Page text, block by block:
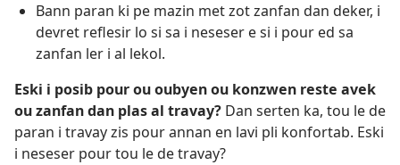
Bann paran ki pe mazin met zot zanfan dan deker, i
devret reflesir lo si sa i neseser e si i pour ed sa
zanfan ler i al lekol.
Eski i posib pour ou oubyen ou konzwen reste avek
ou zanfan dan plas al travay? Dan serten ka, tou le de
paran i travay zis pour annan en lavi pli konfortab. Eski
i neseser pour tou le de travay?